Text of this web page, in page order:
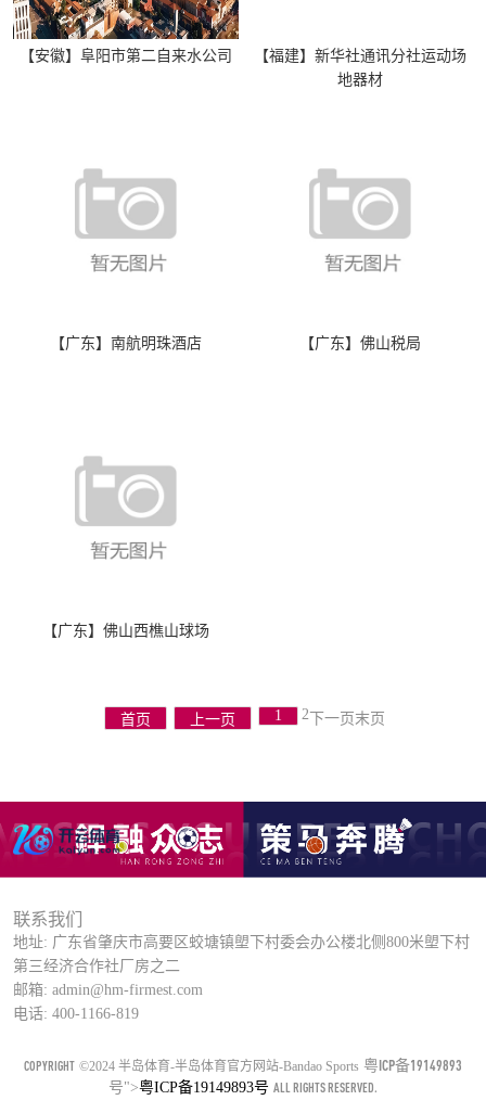
【安徽】阜阳市第二自来水公司
【福建】新华社通讯分社运动场
地器材
【广东】南航明珠酒店 【广东】佛山税局
【广东】佛山西樵山球场
首页 上一页 1 2下一页末页
联系我们
地址: 广东省肇庆市高要区蛟塘镇塱下村委会办公楼北侧800米塱下村
第三经济合作社厂房之二
邮箱: admin@hm-firmest.com
电话: 400-1166-819
COPYRIGHT ©2024 半岛体育-半岛体育官方网站-Bandao Sports 粤ICP备19149893
号">粤ICP备19149893号 ALL RIGHTS RESERVED.